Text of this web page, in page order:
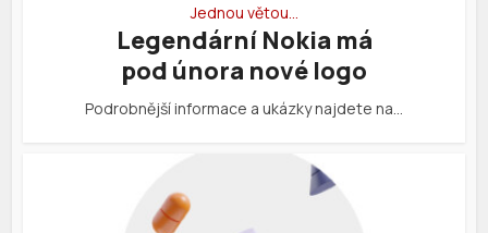
Jednou větou…
Legendární Nokia má
pod února nové logo
Podrobnější informace a ukázky najdete na…